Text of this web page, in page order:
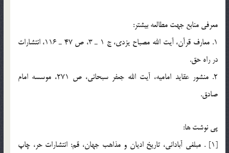
معرفي منابع جهت مطالعه بيشتر:
1. معارف قرآن، آيت الله مصباح يزدي، ج 1 ـ 3، ص 47 ـ 116، انتشارات
در راه حق.
2. منشور عقايد اماميه، آيت الله جعفر سبحاني، ص 271، موسسه امام
صادق.
پي نوشت ها:
[1] . مبلغي آباداني، تاريخ اديان و مذاهب جهان، قم: انتشارات حر، چاپ